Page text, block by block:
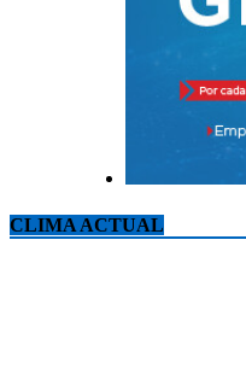
CLIMA ACTUAL